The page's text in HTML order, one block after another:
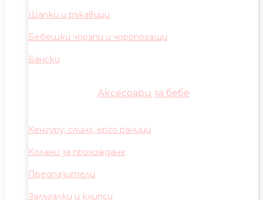
Шапки и ръкавици
Бебешки чорапи и чоропогащи
Бански
Аксесоари за бебе
Кенгуру, слинг, ерго раници
Колани за прохождане
Предпазители
Залъгалки и клипси